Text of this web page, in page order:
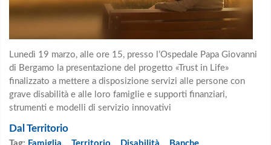
Lunedì 19 marzo, alle ore 15, presso l’Ospedale Papa Giovanni
di Bergamo la presentazione del progetto «Trust in Life»
finalizzato a mettere a disposizione servizi alle persone con
grave disabilità e alle loro famiglie e supporti finanziari,
strumenti e modelli di servizio innovativi
Dal Territorio